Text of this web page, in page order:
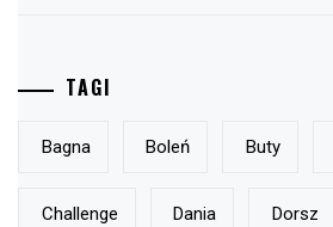
TAGI
Bagna Boleń Buty
Challenge Dania Dorsz